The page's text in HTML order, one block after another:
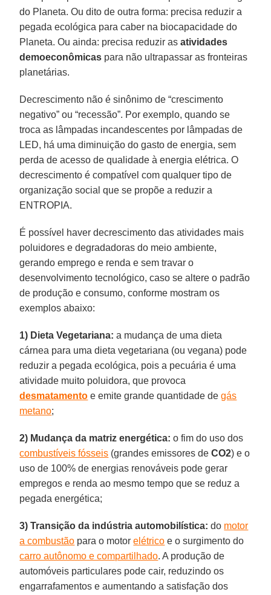
do Planeta. Ou dito de outra forma: precisa reduzir a
pegada ecológica para caber na biocapacidade do
Planeta. Ou ainda: precisa reduzir asatividades
demoeconômicas para não ultrapassar as fronteiras
planetárias.
Decrescimento não é sinônimo de “crescimento
negativo” ou “recessão”. Por exemplo, quando se
troca as lâmpadas incandescentes por lâmpadas de
LED, há uma diminuição do gasto de energia, sem
perda de acesso de qualidade à energia elétrica. O
decrescimento é compatível com qualquer tipo de
organização social que se propõe a reduzir a
ENTROPIA.
É possível haver decrescimento das atividades mais
poluidores e degradadoras do meio ambiente,
gerando emprego e renda e sem travar o
desenvolvimento tecnológico, caso se altere o padrão
de produção e consumo, conforme mostram os
exemplos abaixo:
1) Dieta Vegetariana: a mudança de uma dieta
cárnea para uma dieta vegetariana (ou vegana) pode
reduzir a pegada ecológica, pois a pecuária é uma
atividade muito poluidora, que provoca
desmatamento e emite grande quantidade degás
metano;
2) Mudança da matriz energética: o fim do uso dos
combustíveis fósseis (grandes emissores deCO2) e o
uso de 100% de energias renováveis pode gerar
empregos e renda ao mesmo tempo que se reduz a
pegada energética;
3) Transição da indústria automobilística: do motor
a combustão para o motorelétrico e o surgimento do
carro autônomo e compartilhado. A produção de
automóveis particulares pode cair, reduzindo os
engarrafamentos e aumentando a satisfação dos